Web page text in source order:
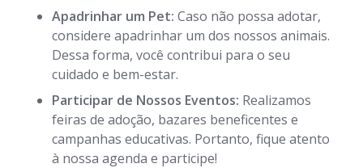
Apadrinhar um Pet: Caso não possa adotar,
considere apadrinhar um dos nossos animais.
Dessa forma, você contribui para o seu
cuidado e bem-estar.
Participar de Nossos Eventos: Realizamos
feiras de adoção, bazares beneficentes e
campanhas educativas. Portanto, fique atento
à nossa agenda e participe!